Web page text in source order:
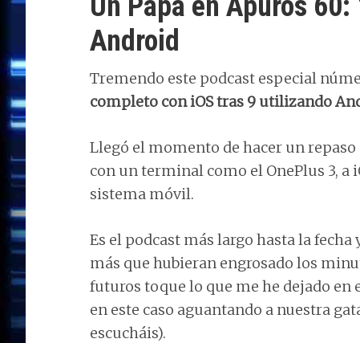
Android
Tremendo este podcast especial
completo con iOS tras 9 utilizando
Llegó el momento de hacer un
con un terminal como el OnePlus 3, a
sistema móvil.
Es el podcast más largo hasta la
más que hubieran engrosado los
futuros toque lo que me he dejado en
en este caso aguantando a nuestra
escucháis).